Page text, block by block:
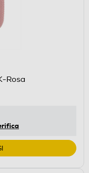
Rosa